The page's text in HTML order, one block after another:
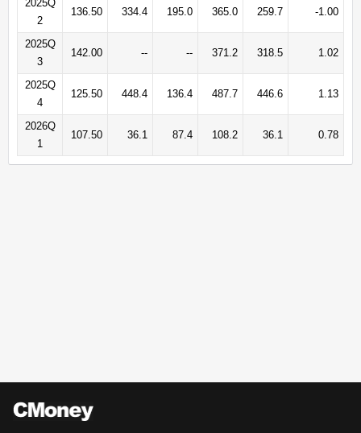
2025Q
2
136.50 334.4 195.0 365.0 259.7 -1.00
2025Q
3
142.00 -- -- 371.2 318.5 1.02
2025Q
4
125.50 448.4 136.4 487.7 446.6 1.13
2026Q
1
107.50 36.1 87.4 108.2 36.1 0.78